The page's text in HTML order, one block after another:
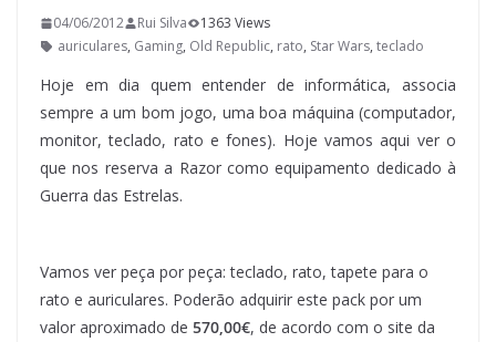
04/06/2012 Rui Silva
1363 Views
auriculares, Gaming, Old Republic, rato, Star Wars, teclado
Hoje em dia quem entender de informática, associa
sempre a um bom jogo, uma boa máquina (computador,
monitor, teclado, rato e fones). Hoje vamos aqui ver o
que nos reserva a Razor como equipamento dedicado à
Guerra das Estrelas.
Vamos ver peça por peça: teclado, rato, tapete para o
rato e auriculares. Poderão adquirir este pack por um
valor aproximado de 570,00€, de acordo com o site da